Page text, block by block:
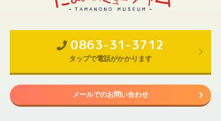
0863-31-3712
タップで電話がかかります
メールでのお問い合わせ